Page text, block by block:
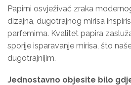
Papirni osvježivač zraka
dizajna, dugotrajnog mirisa
parfemima. Kvalitet papira
sporije isparavanje mirisa, što
dugotrajnijim.
Jednostavno objesite bilo